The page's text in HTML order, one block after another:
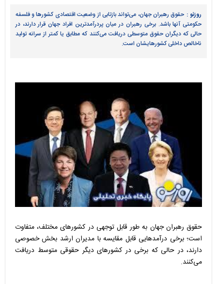
روزنو : حقوق رهبران جهان، می‌تواند بازتابی از وضعیت اقتصادی کشورها و فلسفه
حکومتی آنها باشد. برخی رهبران در میان پردرآمدترین افراد جهان قرار دارند، در
حالی که دیگران حقوق متوسطی دریافت می‌کنند که مطابق یا کمتر از سرانه تولید
ناخالص داخلی کشورهایشان است.
حقوق رهبران جهان به طور قابل توجهی در کشورهای مختلف، متفاوت
است؛ برخی درآمدهایی قابل مقایسه با مدیران ارشد بخش خصوصی
دارند، در حالی که برخی در کشورهای دیگر حقوقی متوسط دریافت
می‌کنند.